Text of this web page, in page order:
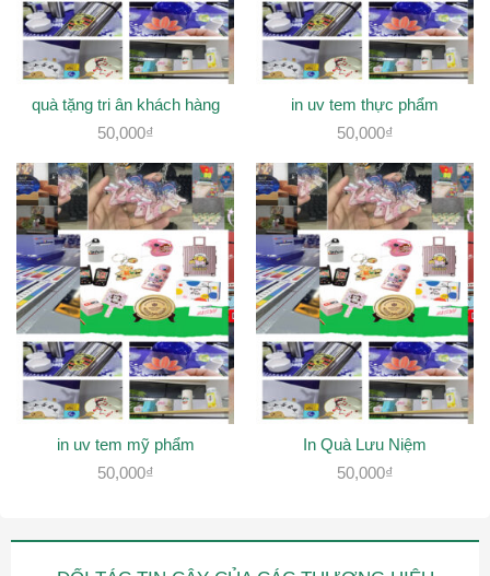
quà tặng tri ân khách hàng
50,000₫
in uv tem thực phẩm
50,000₫
in uv tem mỹ phẩm
50,000₫
In Quà Lưu Niệm
50,000₫